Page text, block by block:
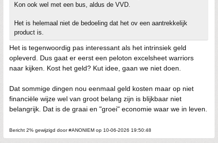
Kon ook wel met een bus, aldus de VVD.
Het is helemaal niet de bedoeling dat het ov een aantrekkelijk
product is.
Het is tegenwoordig pas interessant als het intrinsiek geld
opleverd. Dus gaat er eerst een peloton excelsheet warriors
naar kijken. Kost het geld? Kut idee, gaan we niet doen.
Dat sommige dingen nou eenmaal geld kosten maar op niet
financiële wijze wel van groot belang zijn is blijkbaar niet
belangrijk. Dat is de graai en "groei" economie waar we in leven.
Bericht 2% gewijzigd door #ANONIEM op 10-06-2026 19:50:48